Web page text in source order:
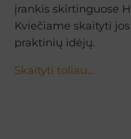
įrankis skirtinguose
Kviečiame skaityti
praktinių idėjų.
Skaityti toliau…